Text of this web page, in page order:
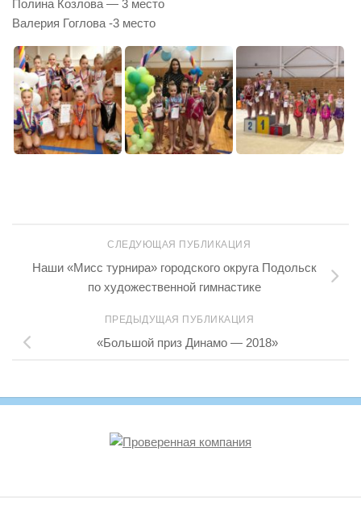
Полина Козлова — 3 место
Валерия Гоглова -3 место
СЛЕДУЮЩАЯ ПУБЛИКАЦИЯ
Наши «Мисс турнира» городского округа Подольск
по художественной гимнастике
ПРЕДЫДУЩАЯ ПУБЛИКАЦИЯ
«Большой приз Динамо — 2018»